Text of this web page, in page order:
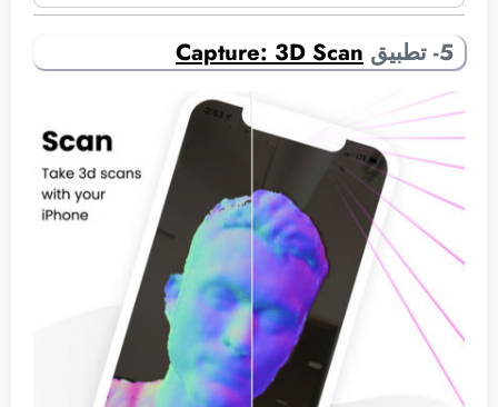
5- تطبيق Capture: 3D Scan